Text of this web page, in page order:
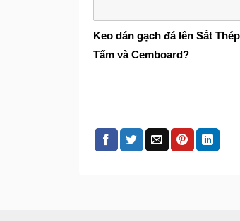
Keo dán gạch đá lên Sắt Thép
Tấm và Cemboard?